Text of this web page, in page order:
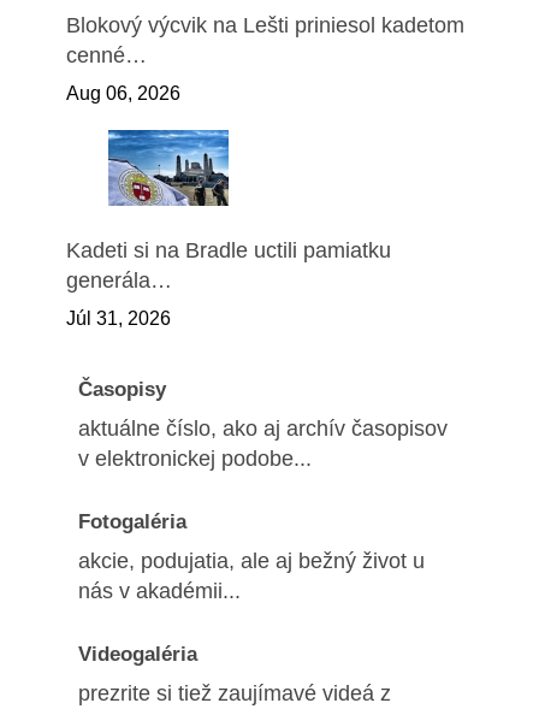
Blokový výcvik na Lešti priniesol kadetom
cenné…
Aug 06, 2026
Kadeti si na Bradle uctili pamiatku
generála…
Júl 31, 2026
Časopisy
aktuálne číslo, ako aj archív časopisov
v elektronickej podobe...
Fotogaléria
akcie, podujatia, ale aj bežný život u
nás v akadémii...
Videogaléria
prezrite si tiež zaujímavé videá z